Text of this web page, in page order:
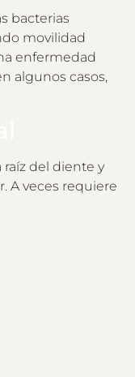
bacterias
movilidad
enfermedad
algunos casos,
raíz del diente y
A veces requiere